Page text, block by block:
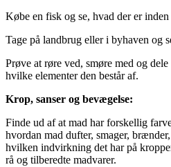
Købe en fisk og se, hvad der er
Tage på landbrug eller i byhaven og
Prøve at røre ved, smøre med og
hvilke elementer den består af.
Krop, sanser og bevægelse:
Finde ud af at mad har forskellig
hvordan mad dufter, smager,
hvilken indvirkning det har på
rå og tilberedte madvarer.